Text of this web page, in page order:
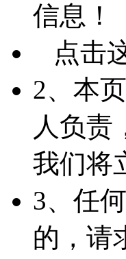
信息！
点击
2、本
人负责
我们将
3、任
的，请